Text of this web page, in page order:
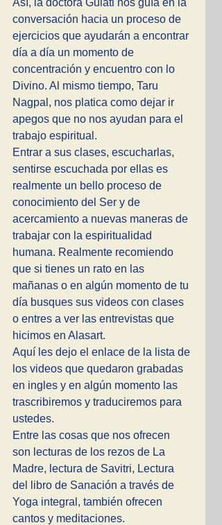
Así, la doctora Gulati nos guía en la
conversación hacia un proceso de
ejercicios que ayudarán a encontrar
día a día un momento de
concentración y encuentro con lo
Divino. Al mismo tiempo, Taru
Nagpal, nos platica como dejar ir
apegos que no nos ayudan para el
trabajo espiritual.
Entrar a sus clases, escucharlas,
sentirse escuchada por ellas es
realmente un bello proceso de
conocimiento del Ser y de
acercamiento a nuevas maneras de
trabajar con la espiritualidad
humana. Realmente recomiendo
que si tienes un rato en las
mañanas o en algún momento de tu
día busques sus videos con clases
o entres a ver las entrevistas que
hicimos en Alasart.
Aquí les dejo el enlace de la lista de
los videos que quedaron grabadas
en ingles y en algún momento las
trascribiremos y traduciremos para
ustedes.
Entre las cosas que nos ofrecen
son lecturas de los rezos de La
Madre, lectura de Savitri, Lectura
del libro de Sanación a través de
Yoga integral, también ofrecen
cantos y meditaciones.